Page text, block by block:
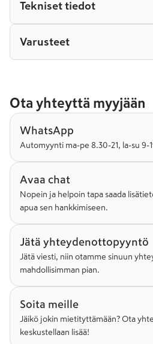
Tekniset tiedot
Varusteet
Ota yhteyttä myyjään
WhatsApp
Automyynti ma-pe 8.30-21, la-su 9-
Avaa chat
Nopein ja helpoin tapa saada
apua sen hankkimiseen.
Jätä yhteydenottopyyntö
Jätä viesti, niin otamme sinuun
mahdollisimman pian.
Soita meille
Jäikö jokin mietityttämään? Ota
keskustellaan lisää!